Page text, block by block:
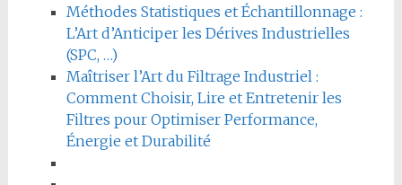
Méthodes Statistiques et Échantillonnage :
L’Art d’Anticiper les Dérives Industrielles
(SPC, …)
Maîtriser l’Art du Filtrage Industriel :
Comment Choisir, Lire et Entretenir les
Filtres pour Optimiser Performance,
Énergie et Durabilité